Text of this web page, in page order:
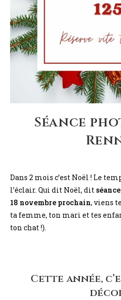
Séance
Dans 2 mois c’est Noël ! Le
l’éclair. Qui dit Noël, dit
18 novembre prochain, viens
ta femme, ton mari et tes
ton chat !).
Cette année,